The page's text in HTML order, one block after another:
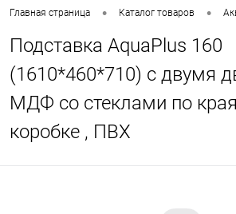
Главная страница • Каталог товаров •
Подставка AquaPlus 160
(1610*460*710) с двумя
МДФ со стеклами по
коробке , ПВХ